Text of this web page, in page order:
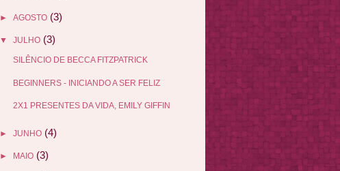
► AGOSTO (3)
▼ JULHO (3)
SILÊNCIO DE BECCA FITZPATRICK
BEGINNERS - INICIANDO A SER FELIZ
2X1 PRESENTES DA VIDA, EMILY GIFFIN
► JUNHO (4)
► MAIO (3)